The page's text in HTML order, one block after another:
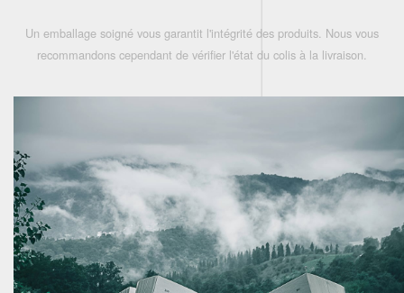
Un emballage soigné vous garantit l'intégrité des produits. Nous vous
recommandons cependant de vérifier l'état du colis à la livraison.